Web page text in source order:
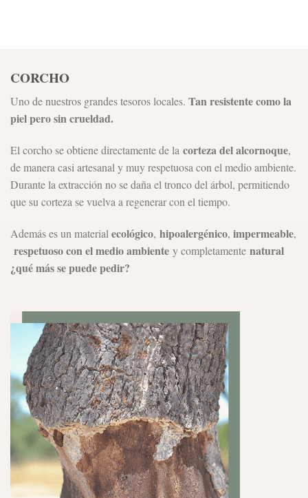
CORCHO
Uno de nuestros grandes tesoros locales. Tan resistente como la
piel pero sin crueldad.
El corcho se obtiene directamente de la corteza del alcornoque,
de manera casi artesanal y muy respetuosa con el medio ambiente.
Durante la extracción no se daña el tronco del árbol, permitiendo
que su corteza se vuelva a regenerar con el tiempo.
Además es un material ecológico, hipoalergénico, impermeable,
respetuoso con el medio ambiente y completamente natural
¿qué más se puede pedir?